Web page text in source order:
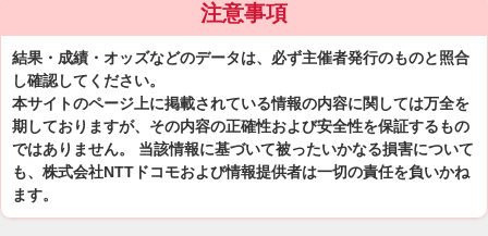
注意事項
結果・成績・オッズなどのデータは、必ず主催者発行のものと照合
し確認してください。
本サイトのページ上に掲載されている情報の内容に関しては万全を
期しておりますが、その内容の正確性および安全性を保証するもの
ではありません。 当該情報に基づいて被ったいかなる損害について
も、株式会社NTTドコモおよび情報提供者は一切の責任を負いかね
ます。